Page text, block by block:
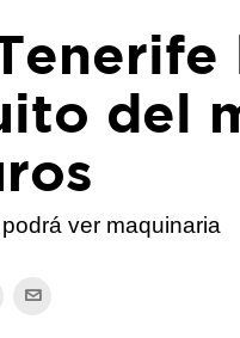
del
ver maquinaria